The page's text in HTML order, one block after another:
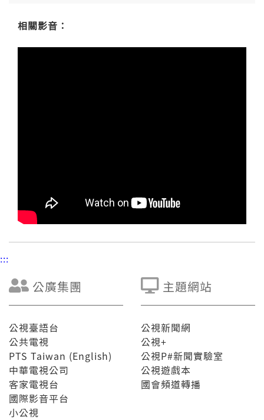
相關影音：
:::
公廣集團
公視臺語台
公共電視
PTS Taiwan (English)
中華電視公司
客家電視台
國際影音平台
小公視
主題網站
公視新聞網
公視+
公視P#新聞實驗室
公視遊戲本
國會頻道轉播